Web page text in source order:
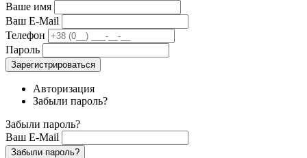
Ваше имя
Ваш E-Mail
Телефон
Пароль
Зарегистрироваться
Авторизация
Забыли пароль?
Забыли пароль?
Ваш E-Mail
Забыли пароль?